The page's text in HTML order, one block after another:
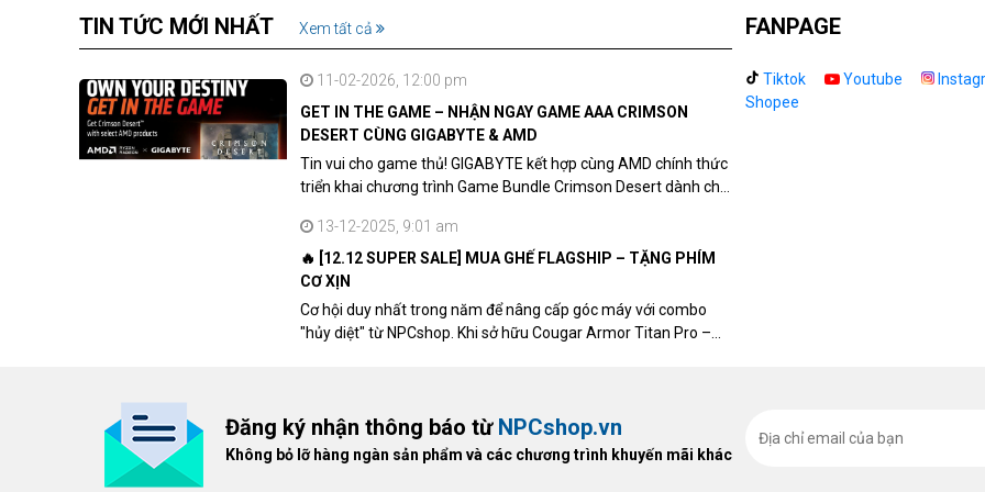
TIN TỨC MỚI NHẤT Xem tất cả
11-02-2026, 12:00 pm
GET IN THE GAME – NHẬN NGAY GAME AAA CRIMSON
DESERT CÙNG GIGABYTE & AMD
Tin vui cho game thủ! GIGABYTE kết hợp cùng AMD chính thức
triển khai chương trình Game Bundle Crimson Desert dành cho
13-12-2025, 9:01 am
🔥 [12.12 SUPER SALE] MUA GHẾ FLAGSHIP – TẶNG PHÍM
CƠ XỊN
Cơ hội duy nhất trong năm để nâng cấp góc máy với combo
"hủy diệt" từ NPCshop. Khi sở hữu Cougar Armor Titan Pro –
FANPAGE
Tiktok Youtube
Shopee
Đăng ký nhận thông báo từ NPCshop.vn
Không bỏ lỡ hàng ngàn sản phẩm và các chương trình khuyến mãi khác